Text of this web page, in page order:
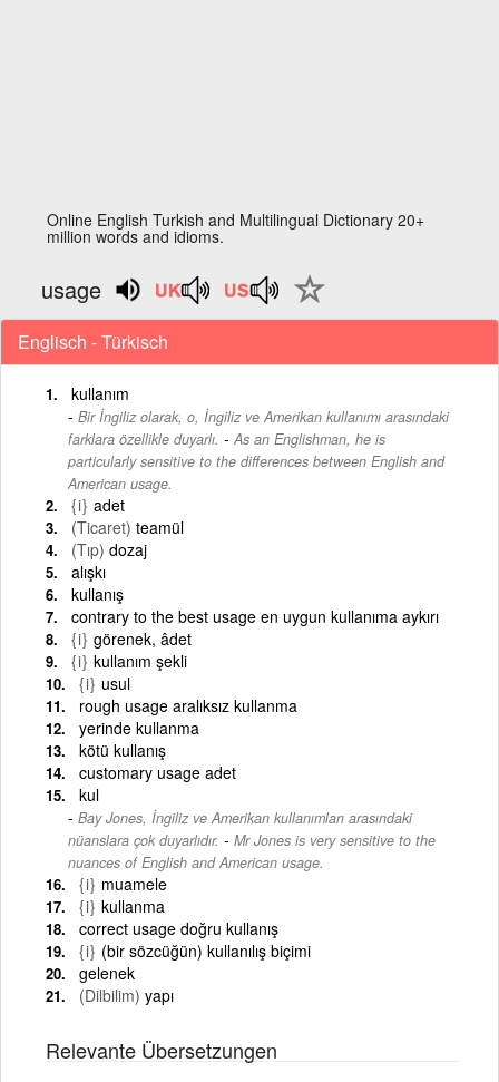
Online English Turkish and Multilingual Dictionary 20+
million words and idioms.
usage
Englisch - Türkisch
kullanım
Bir İngiliz olarak, o, İngiliz ve Amerikan kullanımı arasındaki
farklara özellikle duyarlı. - As an Englishman, he is
particularly sensitive to the differences between English and
American usage.
{i} adet
(Ticaret) teamül
(Tıp) dozaj
alışkı
kullanış
contrary to the best usage en uygun kullanıma aykırı
{i} görenek, âdet
{i} kullanım şekli
{i} usul
rough usage aralıksız kullanma
yerinde kullanma
kötü kullanış
customary usage adet
kul
Bay Jones, İngiliz ve Amerikan kullanımları arasındaki
nüanslara çok duyarlıdır. - Mr Jones is very sensitive to the
nuances of English and American usage.
{i} muamele
{i} kullanma
correct usage doğru kullanış
{i} (bir sözcüğün) kullanılış biçimi
gelenek
(Dilbilim) yapı
Relevante Übersetzungen